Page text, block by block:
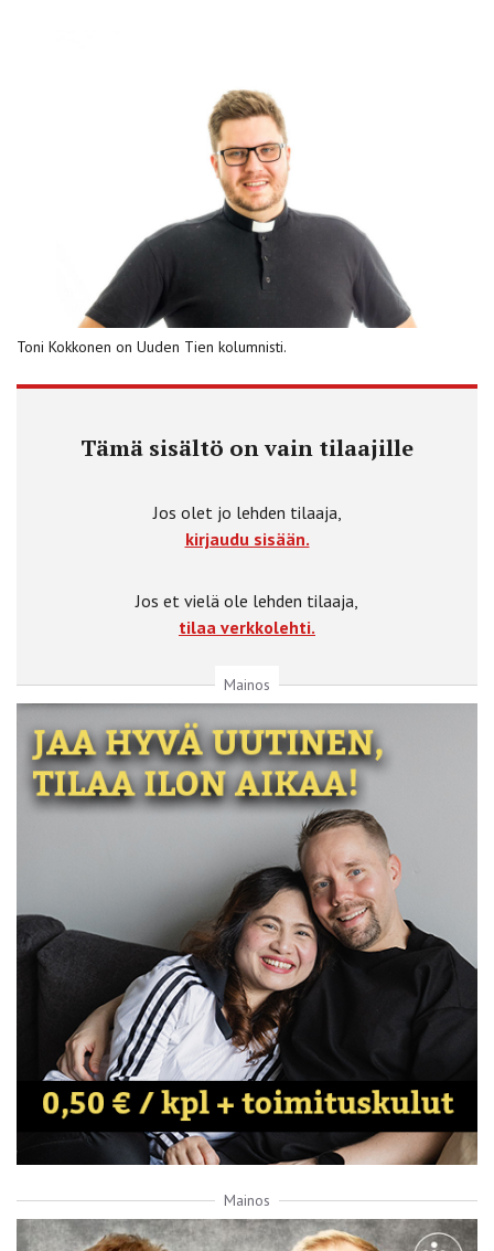
Toni Kokkonen on Uuden Tien kolumnisti.
Tämä sisältö on vain tilaajille
Jos olet jo lehden tilaaja,
kirjaudu sisään.
Jos et vielä ole lehden tilaaja,
tilaa verkkolehti.
Mainos
Mainos